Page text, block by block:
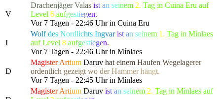
V
Drachenjäger Valas ist an seinem 2. Tag in Cuina Eru auf
Level 6 aufgestiegen.
Vor 7 Tagen - 22:46 Uhr in Cuina Eru
I
Wolfdes Nordlichts Ingvar ist an seinem 1. Tag in Mínlaes
auf Level 8 aufgestiegen.
Vor 7 Tagen - 22:46 Uhr in Mínlaes
D
MagisterArtium Daruv hat einem Haufen Wegelagerer
ordentlich gezeigt wo der Hammer hängt.
Vor 7 Tagen - 22:45 Uhr in Mínlaes
MagisterArtium Daruv ist an seinem 2. Tag in Mínlaes auf